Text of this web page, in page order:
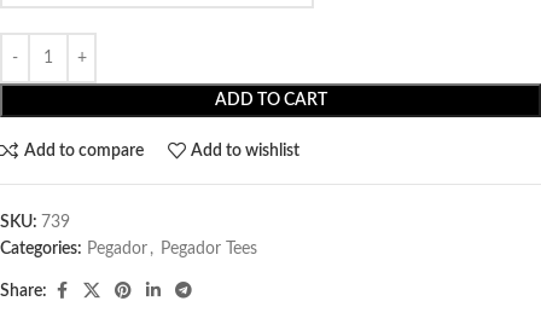
ADD TO CART
Add to compare Add to wishlist
SKU: 739
Categories: Pegador​ , Pegador Tees
Share: